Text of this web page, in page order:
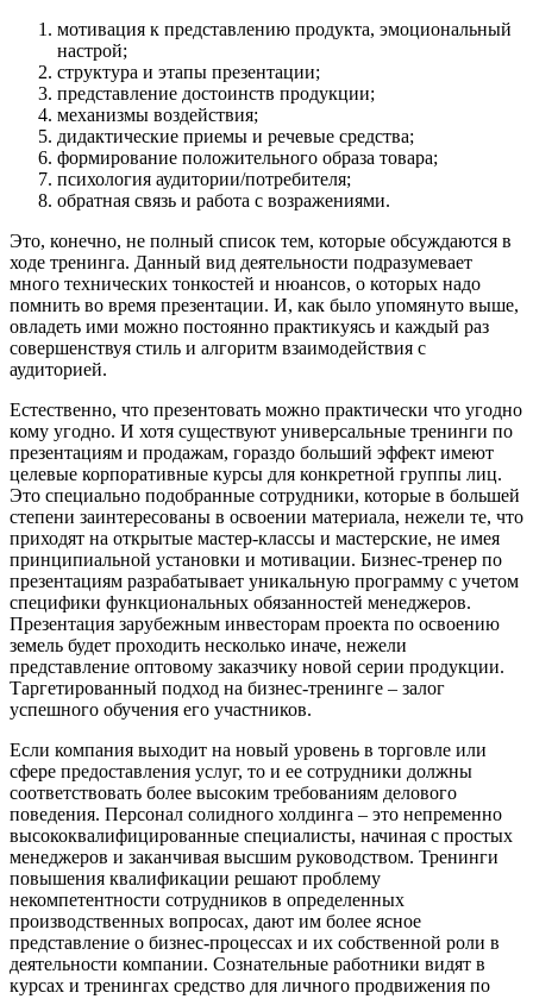
мотивация к представлению продукта, эмоциональный
настрой;
структура и этапы презентации;
представление достоинств продукции;
механизмы воздействия;
дидактические приемы и речевые средства;
формирование положительного образа товара;
психология аудитории/потребителя;
обратная связь и работа с возражениями.
Это, конечно, не полный список тем, которые обсуждаются в
ходе тренинга. Данный вид деятельности подразумевает
много технических тонкостей и нюансов, о которых надо
помнить во время презентации. И, как было упомянуто выше,
овладеть ими можно постоянно практикуясь и каждый раз
совершенствуя стиль и алгоритм взаимодействия с
аудиторией.
Естественно, что презентовать можно практически что угодно
кому угодно. И хотя существуют универсальные тренинги по
презентациям и продажам, гораздо больший эффект имеют
целевые корпоративные курсы для конкретной группы лиц.
Это специально подобранные сотрудники, которые в большей
степени заинтересованы в освоении материала, нежели те, что
приходят на открытые мастер-классы и мастерские, не имея
принципиальной установки и мотивации. Бизнес-тренер по
презентациям разрабатывает уникальную программу с учетом
специфики функциональных обязанностей менеджеров.
Презентация зарубежным инвесторам проекта по освоению
земель будет проходить несколько иначе, нежели
представление оптовому заказчику новой серии продукции.
Таргетированный подход на бизнес-тренинге – залог
успешного обучения его участников.
Если компания выходит на новый уровень в торговле или
сфере предоставления услуг, то и ее сотрудники должны
соответствовать более высоким требованиям делового
поведения. Персонал солидного холдинга – это непременно
высококвалифицированные специалисты, начиная с простых
менеджеров и заканчивая высшим руководством. Тренинги
повышения квалификации решают проблему
некомпетентности сотрудников в определенных
производственных вопросах, дают им более ясное
представление о бизнес-процессах и их собственной роли в
деятельности компании. Сознательные работники видят в
курсах и тренингах средство для личного продвижения по